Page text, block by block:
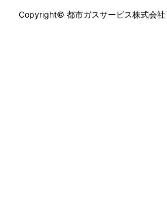
Copyright© 都市ガスサービス株式会社